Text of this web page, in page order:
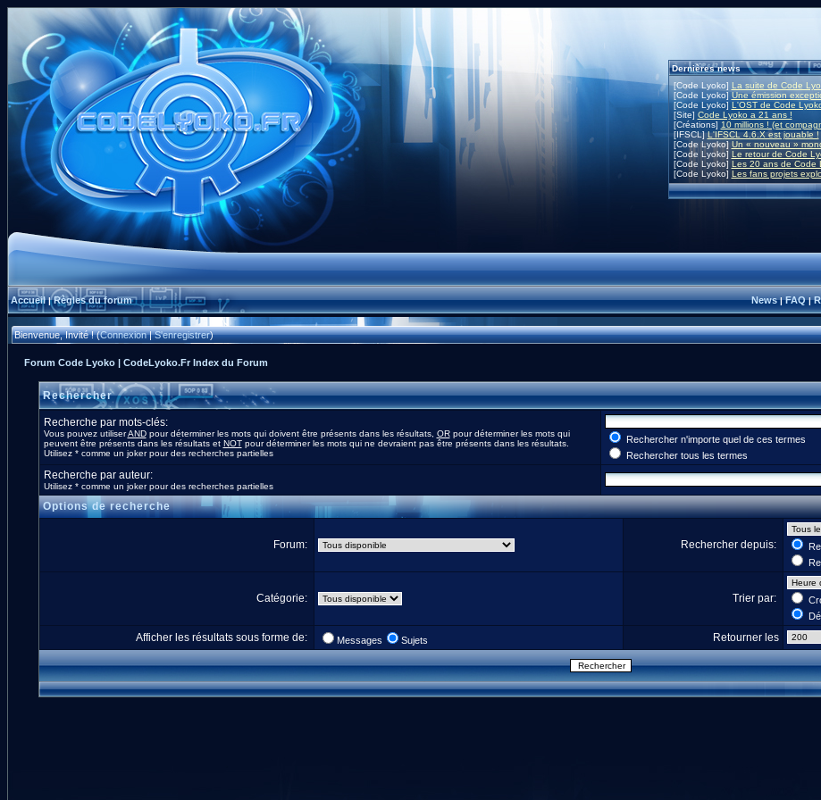
Dernières news
[Code Lyoko] La suite de Code
[Code Lyoko]Une émission
[Code Lyoko] L'OST de Code
[Site] Code Lyoko a 21 ans !
[Créations] 10 millions ! (et
[IFSCL]L'IFSCL 4.6.X est jouable !
[Code Lyoko] Un « nouveau »
[Code Lyoko] Le retour de Code
[Code Lyoko] Les 20 ans de Code
[Code Lyoko] Les fans projets
Accueil|Règles du forum News|FAQ|
Bienvenue, Invité ! (Connexion|S'enregistrer)
Forum Code Lyoko | CodeLyoko.Fr Index du Forum
Rechercher
Recherche par mots-clés:
Vous pouvez utiliserANDpour déterminer les mots qui doivent être présents dans les résultats, ORpour déterminer les mots qui
peuvent être présents dans les résultats et NOTpour déterminer les mots qui ne devraient pas être présents dans les résultats.
Utilisez * comme un joker pour des recherches partielles
Rechercher n'importe quel de ces termes
Rechercher tous les termes
Recherche par auteur:
Utilisez * comme un joker pour des recherches partielles
Options de recherche
Forum: Rechercher depuis:
Catégorie: Trier par:
Afficher les résultats sous forme de: Messages Sujets Retourner les